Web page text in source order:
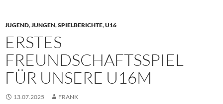
JUGEND,JUNGEN,SPIELBERICHTE,U16
ERSTES
FREUNDSCHAFTSSPIEL
FÜR UNSERE U16M
13.07.2025 FRANK